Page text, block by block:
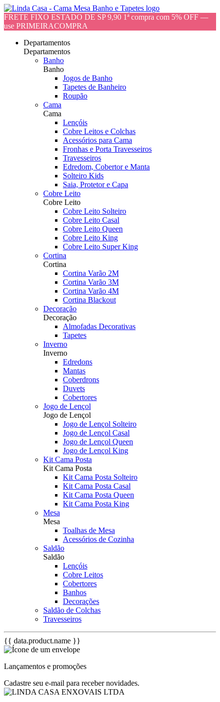
FRETE FIXO ESTADO DE SP 9,90 1ª compra com 5% OFF —
use PRIMEIRACOMPRA
Departamentos
Departamentos
Banho
Banho
Jogos de Banho
Tapetes de Banheiro
Roupão
Cama
Cama
Lençóis
Cobre Leitos e Colchas
Acessórios para Cama
Fronhas e Porta Travesseiros
Travesseiros
Edredom, Cobertor e Manta
Solteiro Kids
Saia, Protetor e Capa
Cobre Leito
Cobre Leito
Cobre Leito Solteiro
Cobre Leito Casal
Cobre Leito Queen
Cobre Leito King
Cobre Leito Super King
Cortina
Cortina
Cortina Varão 2M
Cortina Varão 3M
Cortina Varão 4M
Cortina Blackout
Decoração
Decoração
Almofadas Decorativas
Tapetes
Inverno
Inverno
Edredons
Mantas
Coberdrons
Duvets
Cobertores
Jogo de Lençol
Jogo de Lençol
Jogo de Lençol Solteiro
Jogo de Lençol Casal
Jogo de Lençol Queen
Jogo de Lençol King
Kit Cama Posta
Kit Cama Posta
Kit Cama Posta Solteiro
Kit Cama Posta Casal
Kit Cama Posta Queen
Kit Cama Posta King
Mesa
Mesa
Toalhas de Mesa
Acessórios de Cozinha
Saldão
Saldão
Lençóis
Cobre Leitos
Cobertores
Banhos
Decorações
Saldão de Colchas
Travesseiros
{{ data.product.name }}
Lançamentos e promoções
Cadastre seu e-mail para receber novidades.